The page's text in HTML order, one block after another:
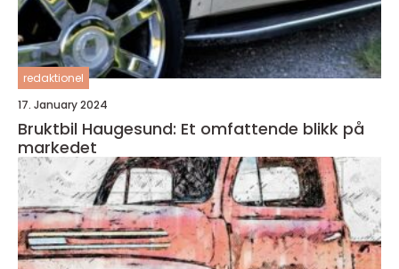
redaktionel
17. January 2024
Bruktbil Haugesund: Et omfattende blikk på
markedet